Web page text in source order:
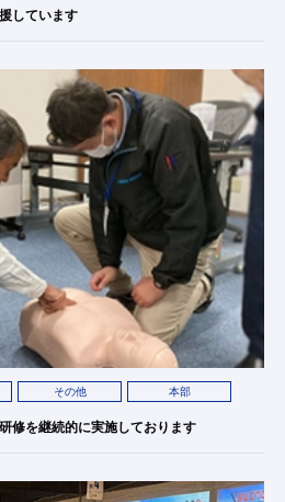
しています
その他 本部
修を継続的に実施しております